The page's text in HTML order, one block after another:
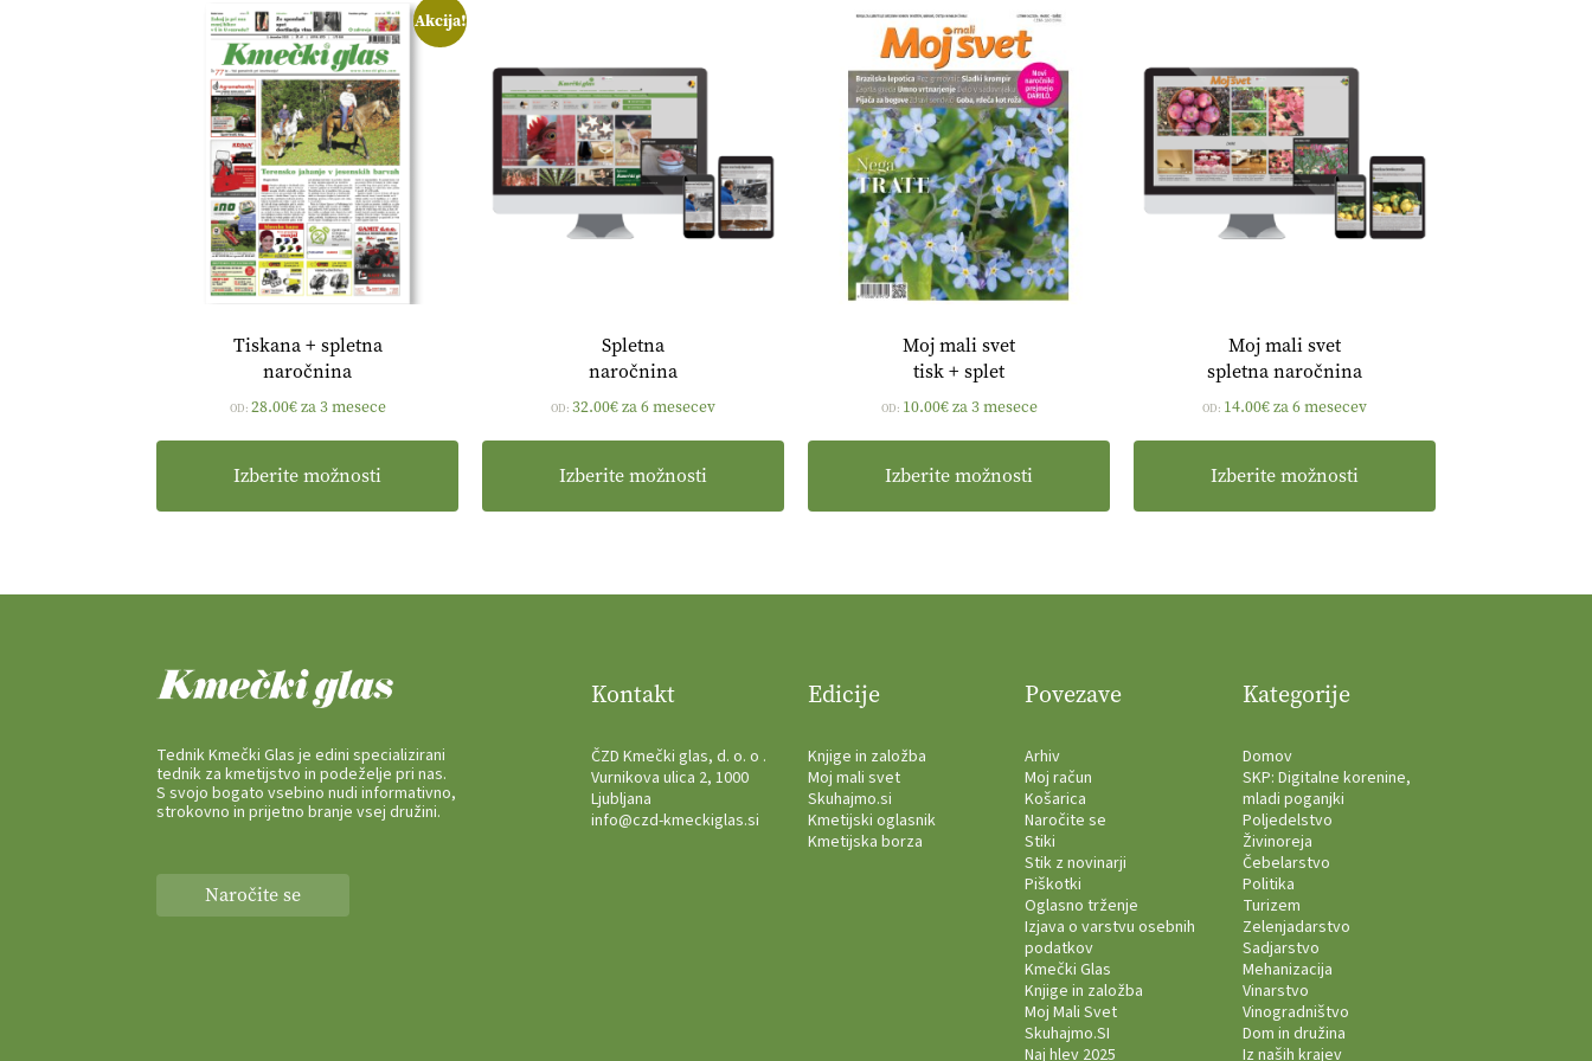
Akcija!
Tiskana + spletna
naročnina
OD: 28.00€za 3 mesece
Izberite možnosti
Spletna
naročnina
OD: 32.00€za 6 mesecev
Izberite možnosti
Moj mali svet
tisk + splet
OD: 10.00€za 3 mesece
Izberite možnosti
Moj mali svet
spletna naročnina
OD: 14.00€za 6 mesecev
Izberite možnosti
Tednik Kmečki Glas je edini specializirani
tednik za kmetijstvo in podeželje pri nas.
S svojo bogato vsebino nudi informativno,
strokovno in prijetno branje vsej družini.
Naročite se
Kontakt
ČZD Kmečki glas, d. o. o .
Vurnikova ulica 2, 1000
Ljubljana
info@czd-kmeckiglas.si
Edicije
Knjige in založba
Moj mali svet
Skuhajmo.si
Kmetijski oglasnik
Kmetijska borza
Povezave
Arhiv
Moj račun
Košarica
Naročite se
Stiki
Stik z novinarji
Piškotki
Oglasno trženje
Izjava o varstvu osebnih
podatkov
Kmečki Glas
Knjige in založba
Moj Mali Svet
Skuhajmo.SI
Naj hlev 2025
Kategorije
Domov
SKP: Digitalne korenine,
mladi poganjki
Poljedelstvo
Živinoreja
Čebelarstvo
Politika
Turizem
Zelenjadarstvo
Sadjarstvo
Mehanizacija
Vinarstvo
Vinogradništvo
Dom in družina
Iz naših krajev